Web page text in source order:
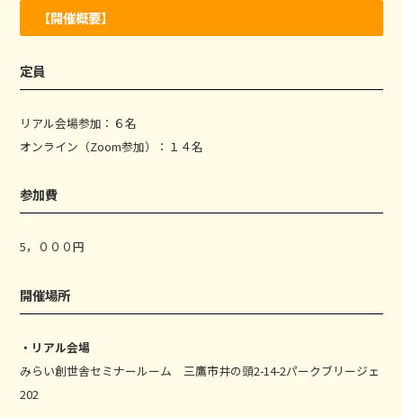
【開催概要】
定員
リアル会場参加：６名
オンライン（Zoom参加）：１４名
参加費
5，０００円
開催場所
・リアル会場
みらい創世舎セミナールーム 三鷹市井の頭2-14-2パークブリージェ
202